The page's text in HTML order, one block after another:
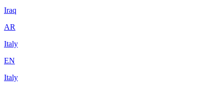
Iraq
AR
Italy
EN
Italy